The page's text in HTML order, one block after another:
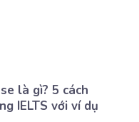
là gì? 5 cách
IELTS với ví dụ